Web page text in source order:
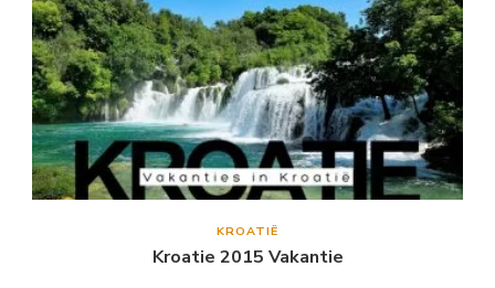
KROATIË
Kroatie 2015 Vakantie